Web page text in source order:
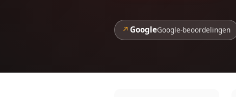
↗ GoogleGoogle-beoordelingen